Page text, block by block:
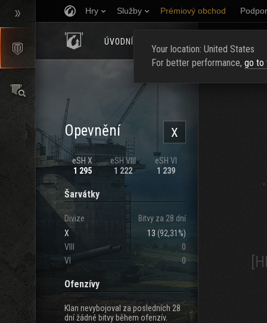
Hry Služby Prémiový obchod
ÚVODNÍ STRÁNKA
X
Opevnění
eSH X
1 295
eSH VIII
1 222
eSH VI
1 239
Šarvátky
Divize
Bitvy za 28 dní
X
13 (92,31%)
VIII
0
VI
0
Ofenzívy
Klan nevybojoval za posledních 28
dní žádné bitvy během ofenzív.
Your location: United States
For better performance, go to